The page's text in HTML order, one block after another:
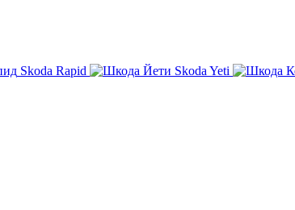
Skoda Rapid Skoda Yeti